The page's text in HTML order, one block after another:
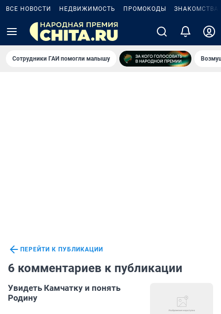
ВСЕ НОВОСТИ НЕДВИЖИМОСТЬ ПРОМОКОДЫ ЗНАКОМСТВА
Сотрудники ГАИ помогли малышу
ПЕРЕЙТИ К ПУБЛИКАЦИИ
6 комментариев к публикации
Увидеть Камчатку и понять
Родину